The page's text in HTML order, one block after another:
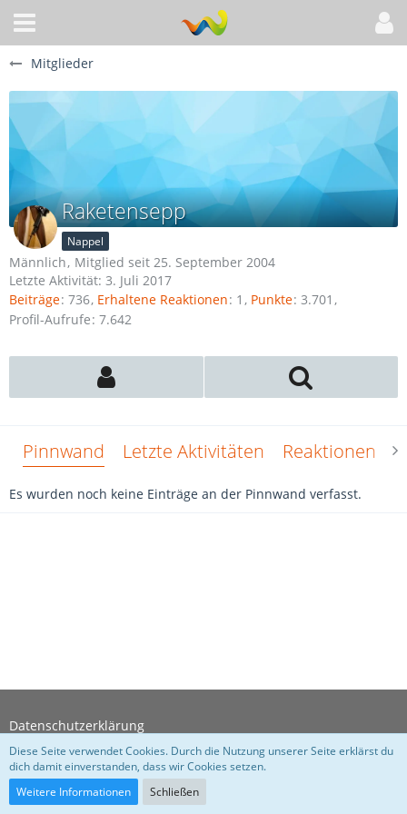
Mitglieder
Raketensepp
Nappel
Männlich Mitglied seit 25. September 2004
Letzte Aktivität: 3. Juli 2017
Beiträge 736 Erhaltene Reaktionen 1 Punkte 3.701
Profil-Aufrufe 7.642
Pinnwand Letzte Aktivitäten Reaktionen
Es wurden noch keine Einträge an der Pinnwand verfasst.
Datenschutzerklärung
Community-Software:
Diese Seite verwendet Cookies. Durch die Nutzung unserer Seite erklärst du
dich damit einverstanden, dass wir Cookies setzen.
Weitere Informationen
Schließen